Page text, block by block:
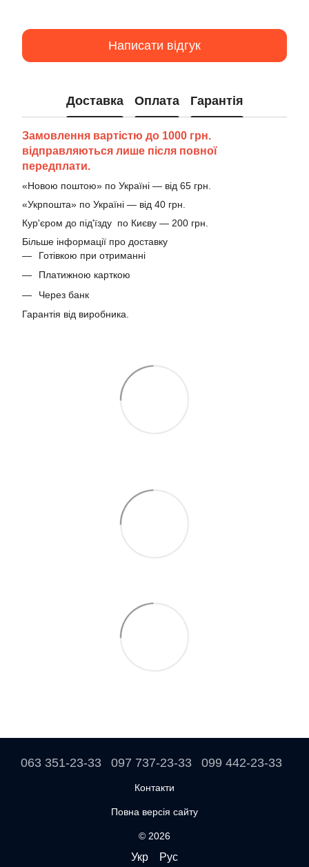
Написати відгук
Доставка Оплата Гарантія
Замовлення вартістю до 1000 грн.
відправляються лише після повної
передплати.
«Новою поштою» по Україні — від 65 грн.
«Укрпошта» по Україні — від 40 грн.
Кур'єром до під'їзду по Києву — 200 грн.
Більше інформації про доставку
Готівкою при отриманні
Платижною карткою
Через банк
Гарантія від виробника.
063 351-23-33 097 737-23-33 099 442-23-33
Контакти
Повна версія сайту
© 2026
Укр Рус